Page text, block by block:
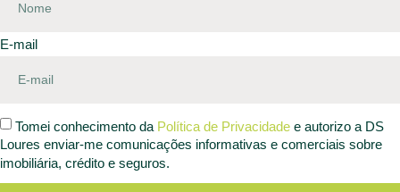
E-mail
Tomei conhecimento da Política de Privacidade e autorizo a DS
Loures enviar-me comunicações informativas e comerciais sobre
imobiliária, crédito e seguros.